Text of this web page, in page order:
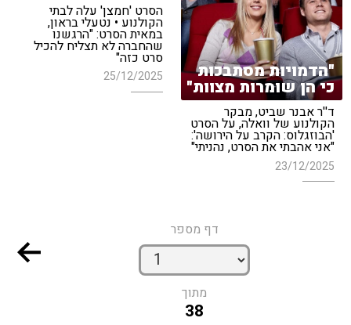
הסרט 'חמצן' עלה לבתי
הקולנוע • נטעלי בראון,
במאית הסרט: "הרגשנו
שהחברה לא תצליח להכיל
סרט כזה"
25/12/2025 "הדמויות מסתבכות
כי הן שומרות מצוות"
ד''ר אבנר שביט, מבקר
הקולנוע של וואלה, על הסרט
'הבוזגלוס: הקרב על הירושה':
"אני אהבתי את הסרט, נהניתי"
23/12/2025
דף מספר
מתוך
38